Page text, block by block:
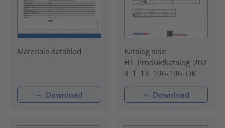
Materiale datablad
Download
Katalog side
HT_Produktkatalog_202
3_1_13_196-196_DK
Download